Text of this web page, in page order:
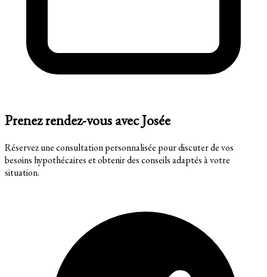
Prenez rendez-vous avec Josée
Réservez une consultation personnalisée pour discuter de vos
besoins hypothécaires et obtenir des conseils adaptés à votre
situation.